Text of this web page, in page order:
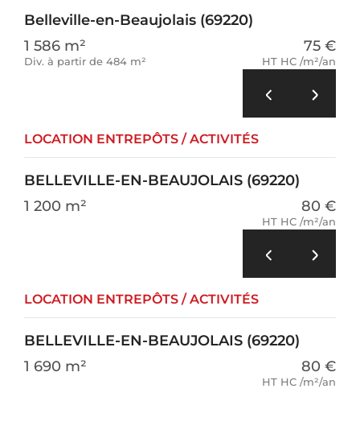
Belleville-en-Beaujolais (69220)
1 586 m²
Div. à partir de 484 m²
75 €
HT HC /m²/an
LOCATION ENTREPÔTS / ACTIVITÉS
BELLEVILLE-EN-BEAUJOLAIS (69220)
1 200 m²
80 €
HT HC /m²/an
LOCATION ENTREPÔTS / ACTIVITÉS
BELLEVILLE-EN-BEAUJOLAIS (69220)
1 690 m²
80 €
HT HC /m²/an